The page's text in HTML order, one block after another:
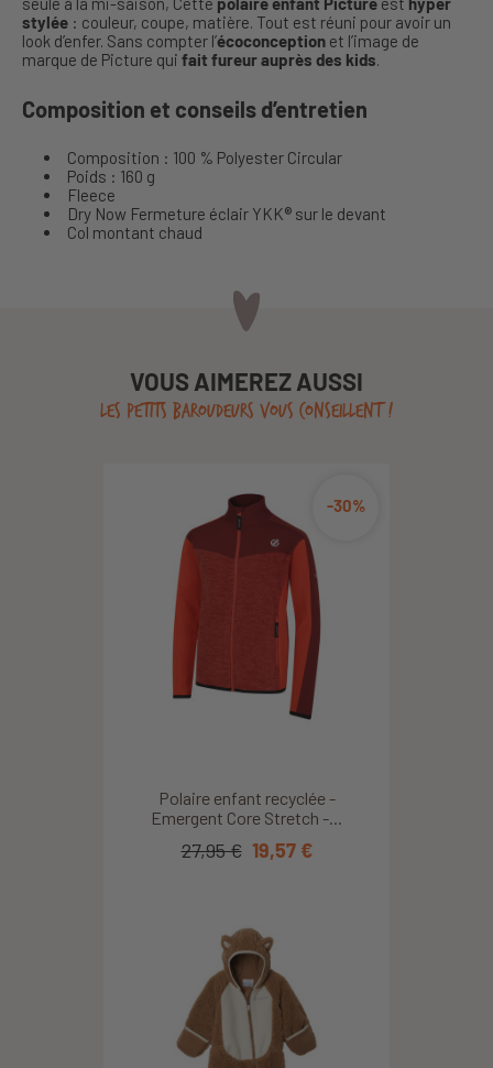
stylée : couleur, coupe, matière. Tout est réuni pour avoir un
look d’enfer. Sans compter l’écoconception et l’image de
marque de Picture qui fait fureur auprès des kids.
Composition et conseils d’entretien
Composition : 100 % Polyester Circular
Poids : 160 g
Fleece
Dry Now Fermeture éclair YKK® sur le devant
Col montant chaud
VOUS AIMEREZ AUSSI
LES PETITS BAROUDEURS VOUS CONSEILLENT !
Polaire enfant recyclée -
Emergent Core Stretch -...
-30%
27,95 € 19,57 €